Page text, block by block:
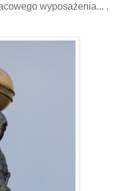
wyposażenia... .